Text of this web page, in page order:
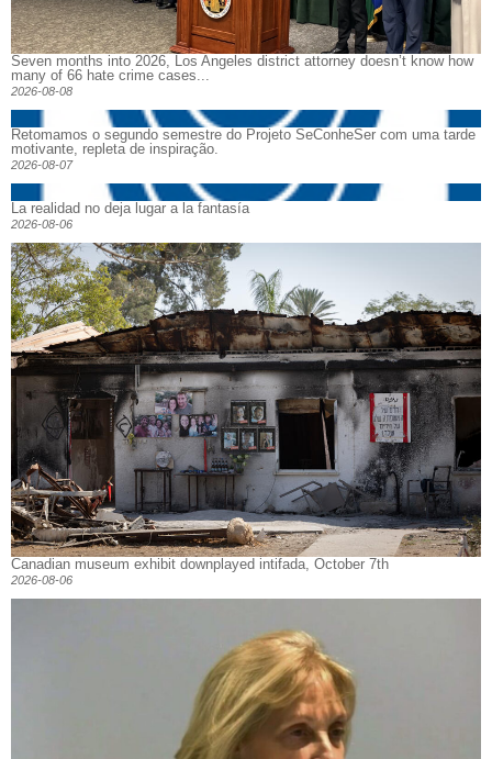
Seven months into 2026, Los Angeles district attorney doesn’t know how
many of 66 hate crime cases...
2026-08-08
Retomamos o segundo semestre do Projeto SeConheSer com uma tarde
motivante, repleta de inspiração.
2026-08-07
La realidad no deja lugar a la fantasía
2026-08-06
Canadian museum exhibit downplayed intifada, October 7th
2026-08-06